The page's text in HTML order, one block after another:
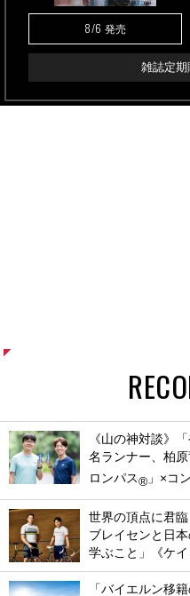
8/6 発売
雑誌定期
《山の神対談》
名ランナー、柏
ロンパス® 」×コ
世界の頂点に君
ブレイセンと日
学ぶこと」《ケ
「バイエルン移